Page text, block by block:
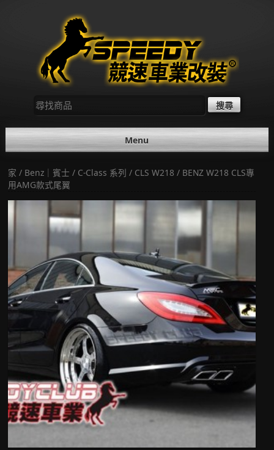
尋
找：
Menu
家 / Benz｜賓士 / C-Class 系列 / CLS W218 / BENZ W218 CLS專
用AMG款式尾翼